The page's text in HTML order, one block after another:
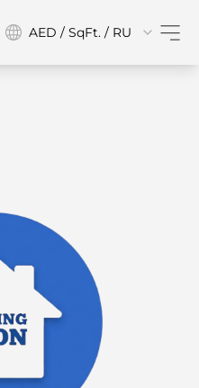
AED / SqFt. / RU